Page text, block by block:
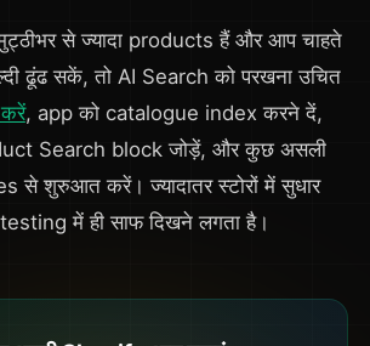
से ज्यादा products हैं और आप चाहते
ढूंढ सकें, तो AI Search को परखना उचित
, app को catalogue index करने दें,
Search block जोड़ें, और कुछ असली
से शुरुआत करें। ज्यादातर स्टोरों में सुधार
में ही साफ दिखने लगता है।